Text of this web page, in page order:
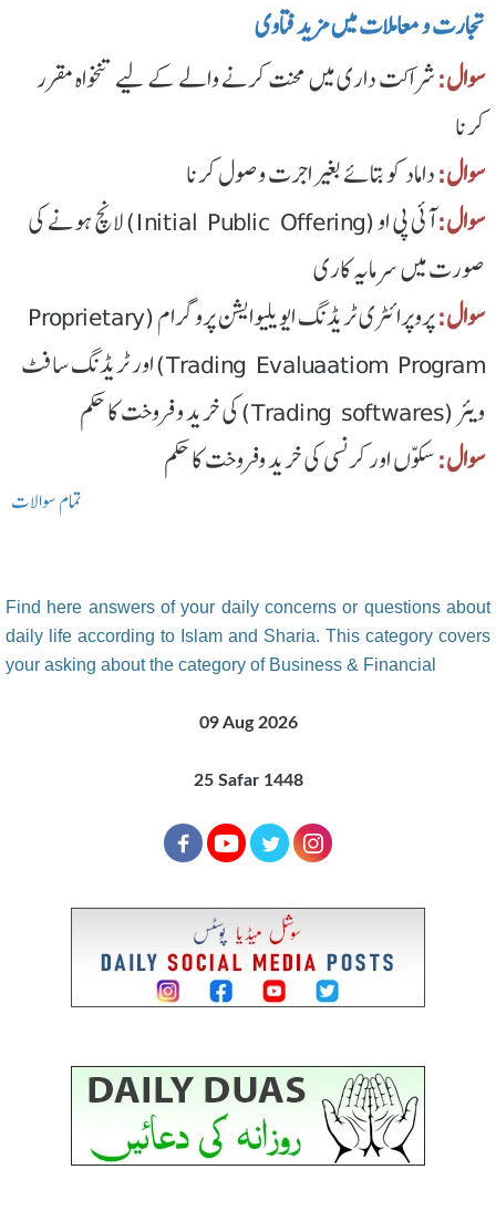
تجارت و معاملات میں مزید فتاوی
سوال:شراکت داری میں محنت کرنے والے کے لیے تنخواہ مقرر
کرنا
سوال:داماد کو بتائے بغیر اجرت وصول کرنا
سوال:
آئی پی او (Initial Public Offering) لانچ ہونے کی
صورت میں سرمایہ کاری
سوال:
پروپرائٹری ٹریڈنگ ایویلیوایشن پروگرام (Proprietary
Trading Evaluaatiom Program) اور ٹریڈنگ سافٹ
ویئر (Trading softwares) کی خرید و فروخت کا حکم
سوال:سکوّں اور کرنسی کی خرید وفروخت کا حکم
تمام سوالات
Find here answers of your daily concerns or questions about
daily life according to Islam and Sharia. This category covers
your asking about the category of Business & Financial
09 Aug 2026
25 Safar 1448